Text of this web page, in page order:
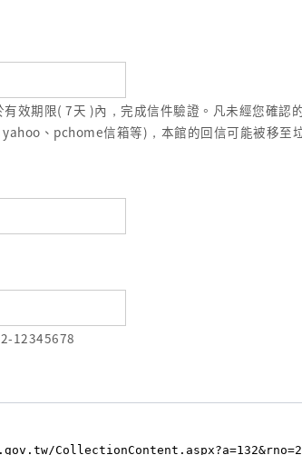
效期限( 7天 )內，完成信件驗證。凡未經您確認
、pchome信箱等)，本館的回信可能被移至
12345678